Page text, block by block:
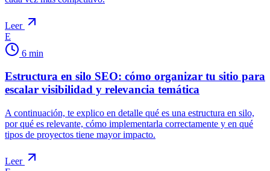
Leer
E
6 min
Estructura en silo SEO: cómo organizar tu sitio para
escalar visibilidad y relevancia temática
A continuación, te explico en detalle qué es una estructura en silo,
por qué es relevante, cómo implementarla correctamente y en qué
tipos de proyectos tiene mayor impacto.
Leer